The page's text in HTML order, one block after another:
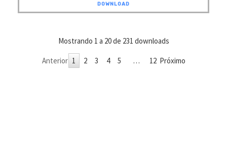
DOWNLOAD
Mostrando 1 a 20 de 231 downloads
Anterior 1 2 3 4 5 … 12 Próximo